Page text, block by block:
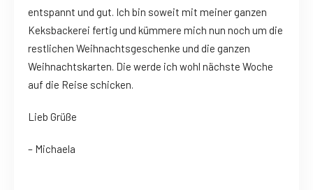
entspannt und gut. Ich bin soweit mit meiner ganzen
Keksbackerei fertig und kümmere mich nun noch um die
restlichen Weihnachtsgeschenke und die ganzen
Weihnachtskarten. Die werde ich wohl nächste Woche
auf die Reise schicken.
Lieb Grüße
– Michaela